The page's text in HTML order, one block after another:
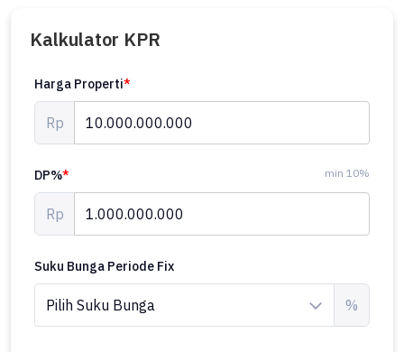
Kalkulator KPR
Harga Properti*
Rp
DP%* min 10%
Rp
Suku Bunga Periode Fix
%